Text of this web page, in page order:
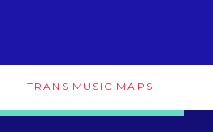
TRANS MUSIC MAPS